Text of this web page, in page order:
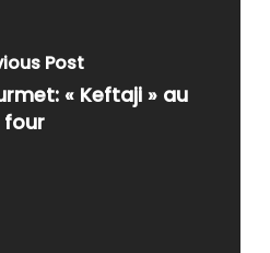
Post
« Keftaji » au
four